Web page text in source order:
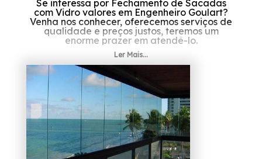
Se interessa por Fechamento de Sacadas
com Vidro valores em Engenheiro Goulart?
Venha nos conhecer, oferecemos serviços de
qualidade e preços justos, teremos um
enorme prazer em atendê-lo.
Caso esteja procurando por Fechamento de
Sacadas com Vidro valores em Engenheiro
Goulart, Conheça os produtos e serviços da
Protavi Vidros e encontre a solução que está
procurando ao se pensar no ramo de
engenharia de vidros. São opções diversas
que a empresa disponibiliza, como coberturas
com vidro e envidraçamento de sacadas.
Estamos à sua disposição para esclarecer
dúvidas e dar o suporte necessário, fale
conosco.
Ler Mais...